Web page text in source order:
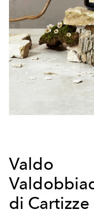
Valdo
di Cartizze